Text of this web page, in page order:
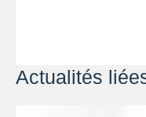
Actualités